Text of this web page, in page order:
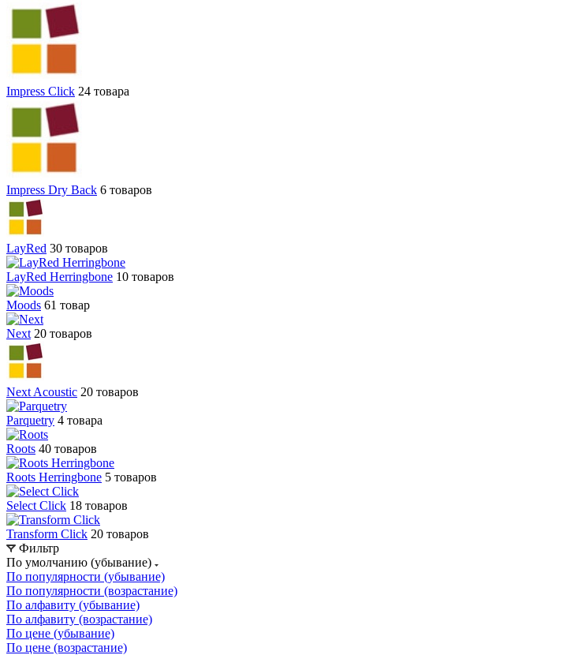
Impress Click 24 товара
Impress Dry Back 6 товаров
LayRed 30 товаров
LayRed Herringbone 10 товаров
Moods 61 товар
Next 20 товаров
Next Acoustic 20 товаров
Parquetry 4 товара
Roots 40 товаров
Roots Herringbone 5 товаров
Select Click 18 товаров
Transform Click 20 товаров
Фильтр
По умолчанию (убывание)
По популярности (убывание)
По популярности (возрастание)
По алфавиту (убывание)
По алфавиту (возрастание)
По цене (убывание)
По цене (возрастание)